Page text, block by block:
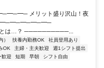
メリット盛り沢山！夜
は…？ ──────────...
） 扶養内勤務OK
社員登用あり
OK 主婦・主夫歓迎
週1シフト提出
歓迎 短期 早朝
シフト自由